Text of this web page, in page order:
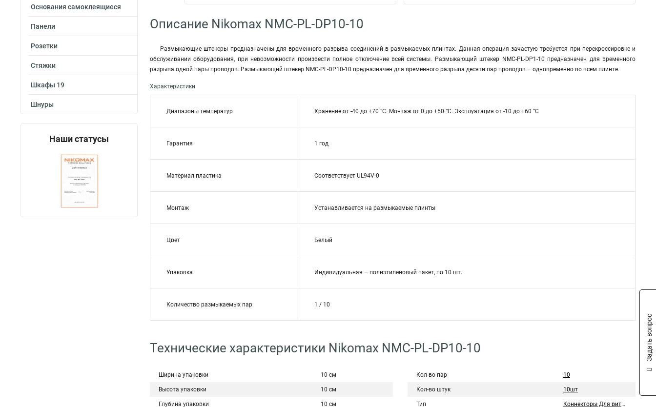
Основания самоклеящиеся
Панели
Розетки
Стяжки
Шкафы 19
Шнуры
Наши статусы
Описание Nikomax NMC-PL-DP10-10
Размыкающие штекеры предназначены для временного разрыва соединений в размыкаемых плинтах. Данная операция зачастую требуется при перекроссировке и
обслуживании оборудования, при невозможности произвести полное отключение всей системы. Размыкающий штекер NMC-PL-DP1-10 предназначен для временного
разрыва одной пары проводов. Размыкающий штекер NMC-PL-DP10-10 предназначен для временного разрыва десяти пар проводов – одновременно во всем плинте.
Характеристики
Диапазоны температур Хранение от -40 до +70 °C. Монтаж от 0 до +50 °C. Эксплуатация от -10 до +60 °C
Гарантия 1 год
Материал пластика Соответствует UL94V-0
Монтаж Устанавливается на размыкаемые плинты
Цвет Белый
Упаковка Индивидуальная – полиэтиленовый пакет, по 10 шт.
Количество размыкаемых пар 1 / 10
Технические характеристики Nikomax NMC-PL-DP10-10
Ширина упаковки 10 см
Высота упаковки 10 см
Глубина упаковки 10 см
Кол-во пар 10
Кол-во штук 10шт
Тип Коннекторы Для витой пары
Задать вопрос